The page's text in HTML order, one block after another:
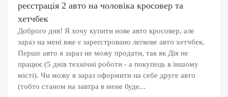
реєстрація 2 авто на чоловіка кросовер та
хетчбек
Доброго дня! Я хочу купити нове авто кросовер, але
зараз на мені вже є зареєстровано легкове авто хетчбек.
Перше авто я зараз не можу продати, так як Дія не
працює (5 днів технічні роботи - а покупець в іншому
місті). Чи можу я зараз оформити на себе друге авто
(тобто станом на завтра в мене буде...